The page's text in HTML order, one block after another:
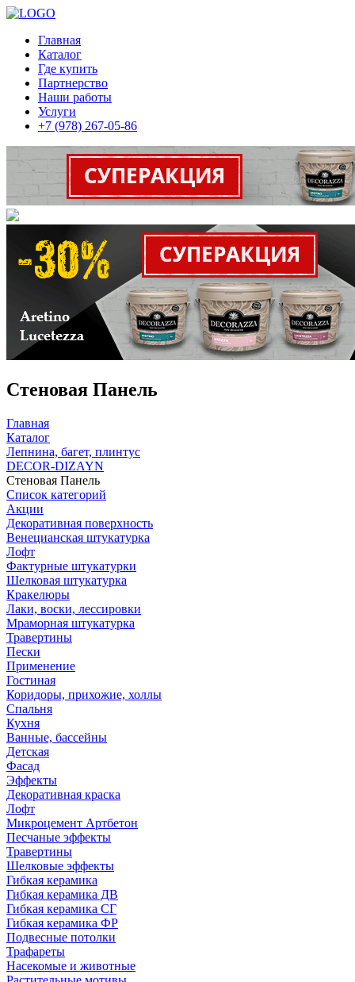
Главная
Каталог
Где купить
Партнерство
Наши работы
Услуги
+7 (978) 267-05-86
Стеновая Панель
Главная
Каталог
Лепнина, багет, плинтус
DECOR-DIZAYN
Стеновая Панель
Список категорий
Акции
Декоративная поверхность
Венецианская штукатурка
Лофт
Фактурные штукатурки
Шелковая штукатурка
Кракелюры
Лаки, воски, лессировки
Мраморная штукатурка
Травертины
Пески
Применение
Гостиная
Коридоры, прихожие, холлы
Спальня
Кухня
Ванные, бассейны
Детская
Фасад
Эффекты
Декоративная краска
Лофт
Микроцемент Артбетон
Песчаные эффекты
Травертины
Шелковые эффекты
Гибкая керамика
Гибкая керамика ДВ
Гибкая керамика СГ
Гибкая керамика ФР
Подвесные потолки
Трафареты
Насекомые и животные